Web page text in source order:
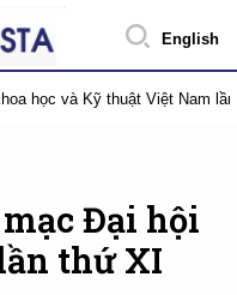
English
học và Kỹ thuật Việt Nam
Đại hội
thứ XI